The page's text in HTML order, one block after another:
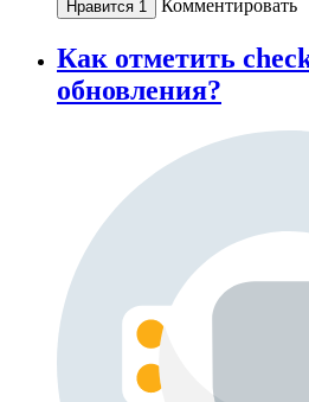
Нравится 1 Комментировать
Как отметить
обновления?